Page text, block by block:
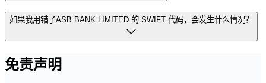
如果我用错了ASB BANK LIMITED 的 SWIFT 代码，会发生什么情况？
免责声明